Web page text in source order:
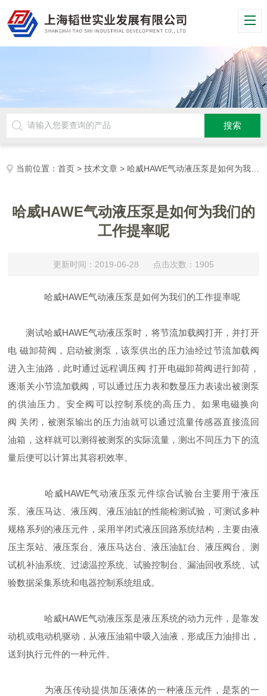
当前位置：首页 >技术文章 > 哈威HAWE气动液压泵是如何为我们的工作提率呢
哈威HAWE气动液压泵是如何为我们的
工作提率呢
更新时间：2019-06-28 点击次数：1905
哈威HAWE气动液压泵是如何为我们的工作提率呢
测试哈威HAWE气动液压泵时，将节流加载阀打开，并打开
电 磁卸荷阀，启动被测泵，该泵供出的压力油经过节流加载阀
进入主油路，此时通过远程调压阀 打开电磁卸荷阀进行卸荷，
逐渐关小节流加载阀，可以通过压力表和数显压力表读出被测泵
的供油压力。安全阀可以控制系统的高压力。如果电磁换向
阀 关闭，被测泵输出的压力油就可以通过流量传感器直接流回
油箱，这样就可以测得被测泵的实际流量，测出不同压力下的流
量后便可以计算出其容积效率。
哈威HAWE气动液压泵元件综合试验台主要用于液压
泵、液压马达、液压阀、液压油缸的性能检测试验，可测试多种
规格系列的液压元件，采用半闭式液压回路系统结构，主要由液
压主泵站、液压泵台、液压马达台、液压油缸台、液压阀台、测
试机补油系统、过滤温控系统、试验控制台、漏油回收系统、试
验数据采集系统和电器控制系统组成。
哈威HAWE气动液压泵是液压系统的动力元件，是靠发
动机或电动机驱动，从液压油箱中吸入油液，形成压力油排出，
送到执行元件的一种元件。
为液压传动提供加压液体的一种液压元件，是泵的一